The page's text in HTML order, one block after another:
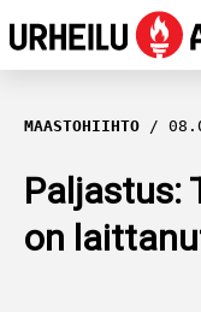
OLYMPIALAISET
MAASTOHIIHTO
AMPUMAHIIHTO
MAASTOHIIHTO
Paljastus:
on